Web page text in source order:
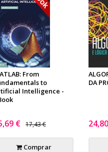
From
to
Intelligence -
€ 17,43 €
Comprar
DA